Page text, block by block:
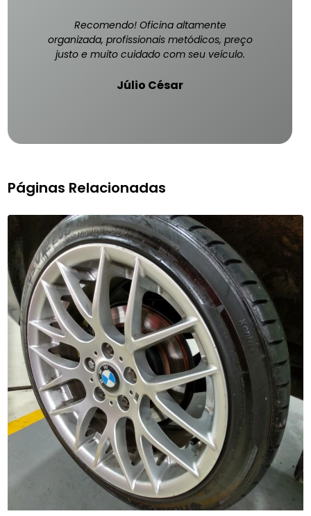
Recomendo! Oficina altamente
organizada, profissionais metódicos, preço
justo e muito cuidado com seu veículo.
Júlio César
Páginas Relacionadas